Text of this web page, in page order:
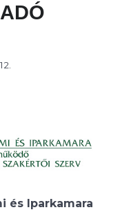
és Iparkamara